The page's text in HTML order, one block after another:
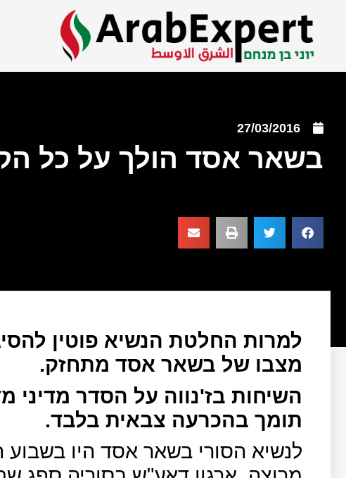
27/03/2016
בשאר אסד הולך על כל
למרות החלטת הנשיא פוטין
מצבו של בשאר אסד מתחזק.
השיחות בז'נווה על הסדר מדיני
תומך בהכרעה צבאית בלבד.
לנשיא הסורי בשאר אסד היו בשבוע